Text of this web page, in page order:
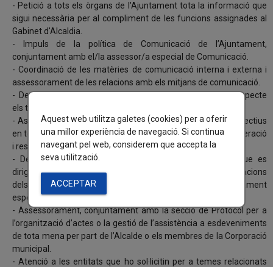
Aquest web utilitza galetes (cookies) per a oferir
una millor experiència de navegació. Si continua
navegant pel web, considerem que accepta la
seva utilització.
ACCEPTAR
- Petició a tots els òrgans de l'Ajuntament tota la informació que
sigui necessària per al compliment de les funcions assignades al
Gabinet d'Alcaldia.
- Impuls de la política de Comunicació de l’Ajuntament,
conjuntament amb el/la assessor/a especial de Comunicació.
- Coordinació de les matèries de comunicació interna i externa i
assessorament de les relacions amb els mitjans de comunicació.
- Desenvolupament les línies d’actuació estratègiques respecte
els temes rellevants de la comunicació corporativa.
- Assessorament als membres de la Corporació i òrgans directius
en tots els assumptes que li siguin plantejats per a la consideració
i resolució per l’Alcaldia Presidència.
- Despatx de tota la documentació i correspondència que es
dirigeixi directament a l’alcalde, i en especial les comunicacions
dels regidors i grups polítics municipals, així com assessorament
especial dels expedients originats en l’àmbit de l’Alcaldia.
- Assessorament, conjuntament amb la secció de Protocol per a
l’organització d’actes o la gestió de l’assistència a esdeveniments
de tota mena per part de l’Alcalde o els membres de la Corporació
municipal.
- Atenció a les entitats que ho sol·licitin per a temes relacionats